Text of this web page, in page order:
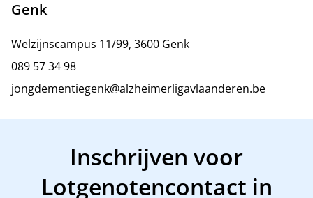
Genk
Welzijnscampus 11/99, 3600 Genk
089 57 34 98
jongdementiegenk@alzheimerligavlaanderen.be
Inschrijven voor
Lotgenotencontact in